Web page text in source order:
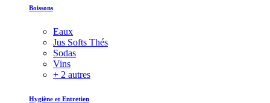
Boissons
Eaux
Jus Softs Thés
Sodas
Vins
+ 2 autres
Hygiène et Entretien